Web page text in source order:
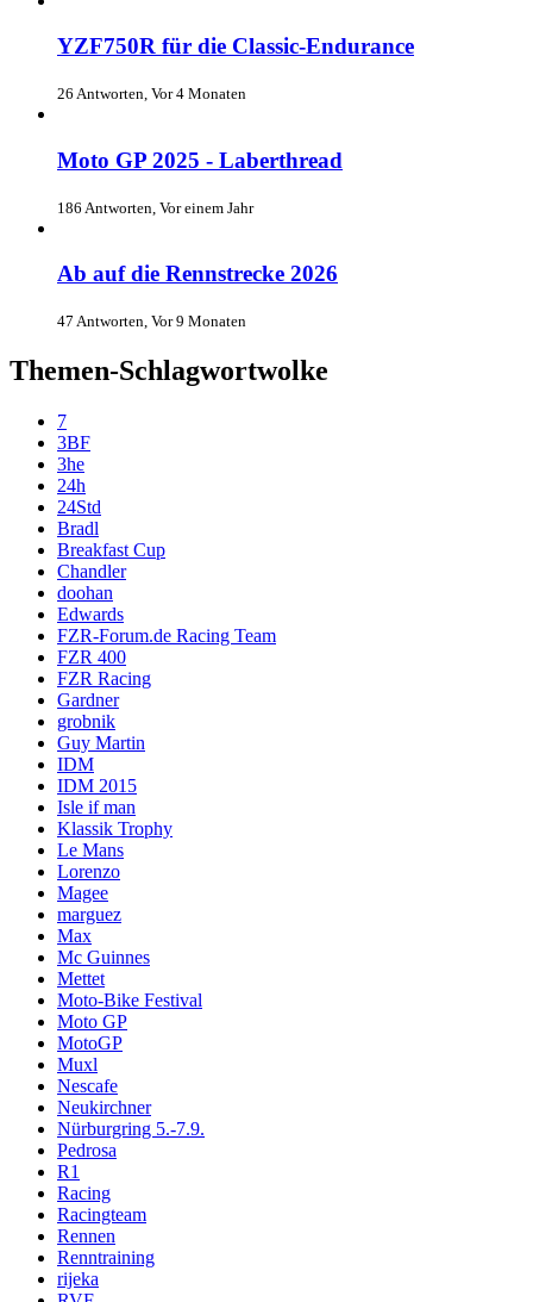
YZF750R für die Classic-Endurance
26 Antworten, Vor 4 Monaten
Moto GP 2025 - Laberthread
186 Antworten, Vor einem Jahr
Ab auf die Rennstrecke 2026
47 Antworten, Vor 9 Monaten
Themen-Schlagwortwolke
7
3BF
3he
24h
24Std
Bradl
Breakfast Cup
Chandler
doohan
Edwards
FZR-Forum.de Racing Team
FZR 400
FZR Racing
Gardner
grobnik
Guy Martin
IDM
IDM 2015
Isle if man
Klassik Trophy
Le Mans
Lorenzo
Magee
marguez
Max
Mc Guinnes
Mettet
Moto-Bike Festival
Moto GP
MotoGP
Muxl
Nescafe
Neukirchner
Nürburgring 5.-7.9.
Pedrosa
R1
Racing
Racingteam
Rennen
Renntraining
rijeka